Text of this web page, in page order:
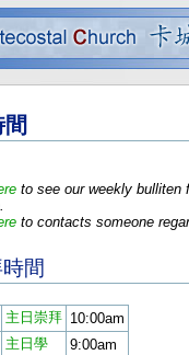
to see our weekly bulliten
to contacts someone
間
主日崇拜 10:00am
主日學
9:00am